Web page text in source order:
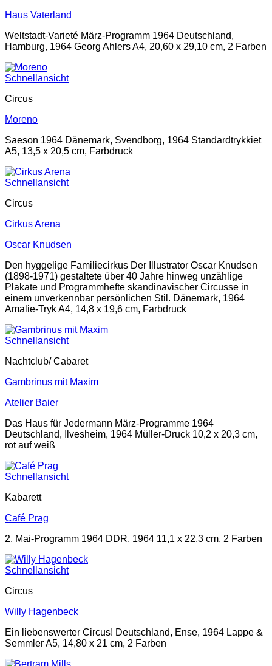
Haus Vaterland
Weltstadt-Varieté März-Programm 1964 Deutschland,
Hamburg, 1964 Georg Ahlers A4, 20,60 x 29,10 cm, 2 Farben
Schnellansicht
Circus
Moreno
Saeson 1964 Dänemark, Svendborg, 1964 Standardtrykkiet
A5, 13,5 x 20,5 cm, Farbdruck
Schnellansicht
Circus
Cirkus Arena
Oscar Knudsen
Den hyggelige Familiecirkus Der Illustrator Oscar Knudsen
(1898-1971) gestaltete über 40 Jahre hinweg unzählige
Plakate und Programmhefte skandinavischer Circusse in
einem unverkennbar persönlichen Stil. Dänemark, 1964
Amalie-Tryk A4, 14,8 x 19,6 cm, Farbdruck
Schnellansicht
Nachtclub/ Cabaret
Gambrinus mit Maxim
Atelier Baier
Das Haus für Jedermann März-Programme 1964
Deutschland, Ilvesheim, 1964 Müller-Druck 10,2 x 20,3 cm,
rot auf weiß
Schnellansicht
Kabarett
Café Prag
2. Mai-Programm 1964 DDR, 1964 11,1 x 22,3 cm, 2 Farben
Schnellansicht
Circus
Willy Hagenbeck
Ein liebenswerter Circus! Deutschland, Ense, 1964 Lappe &
Semmler A5, 14,80 x 21 cm, 2 Farben